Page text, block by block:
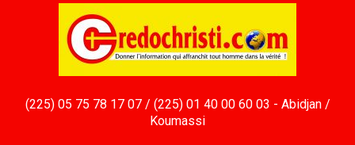
(225) 05 75 78 17 07 / (225) 01 40 00 60 03 - Abidjan /
Koumassi